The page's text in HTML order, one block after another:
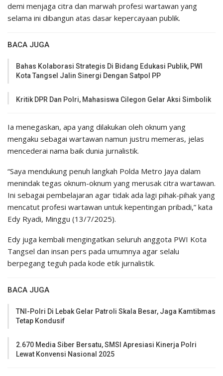
demi menjaga citra dan marwah profesi wartawan yang
selama ini dibangun atas dasar kepercayaan publik.
BACA JUGA
Bahas Kolaborasi Strategis Di Bidang Edukasi Publik, PWI
Kota Tangsel Jalin Sinergi Dengan Satpol PP
Kritik DPR Dan Polri, Mahasiswa Cilegon Gelar Aksi Simbolik
Ia menegaskan, apa yang dilakukan oleh oknum yang
mengaku sebagai wartawan namun justru memeras, jelas
mencederai nama baik dunia jurnalistik.
“Saya mendukung penuh langkah Polda Metro Jaya dalam
menindak tegas oknum-oknum yang merusak citra wartawan.
Ini sebagai pembelajaran agar tidak ada lagi pihak-pihak yang
mencatut profesi wartawan untuk kepentingan pribadi,” kata
Edy Ryadi, Minggu (13/7/2025).
Edy juga kembali mengingatkan seluruh anggota PWI Kota
Tangsel dan insan pers pada umumnya agar selalu
berpegang teguh pada kode etik jurnalistik.
BACA JUGA
TNI-Polri Di Lebak Gelar Patroli Skala Besar, Jaga Kamtibmas
Tetap Kondusif
2.670 Media Siber Bersatu, SMSI Apresiasi Kinerja Polri
Lewat Konvensi Nasional 2025